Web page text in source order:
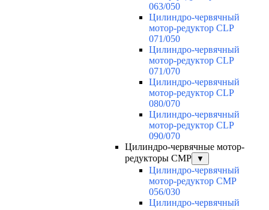
063/050
Цилиндро-червячный
мотор-редуктор CLP
071/050
Цилиндро-червячный
мотор-редуктор CLP
071/070
Цилиндро-червячный
мотор-редуктор CLP
080/070
Цилиндро-червячный
мотор-редуктор CLP
090/070
Цилиндро-червячные мотор-
редукторы CMP
▼
Цилиндро-червячный
мотор-редуктор CMP
056/030
Цилиндро-червячный